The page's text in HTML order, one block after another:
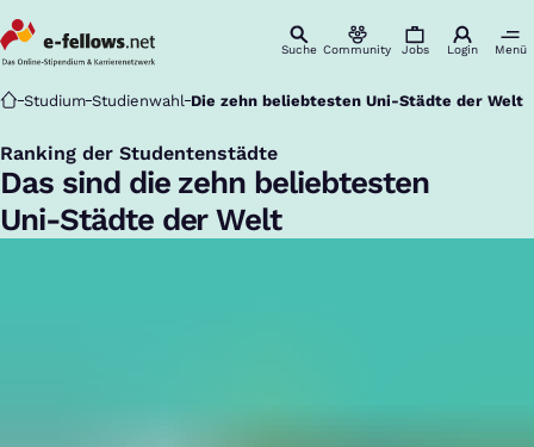
Suche Community Jobs Login Menü
Startseite
Studium Studienwahl Die zehn beliebtesten Uni-Städte der Welt
Ranking der Studentenstädte
:
Das sind die zehn beliebtesten
Uni-Städte der Welt